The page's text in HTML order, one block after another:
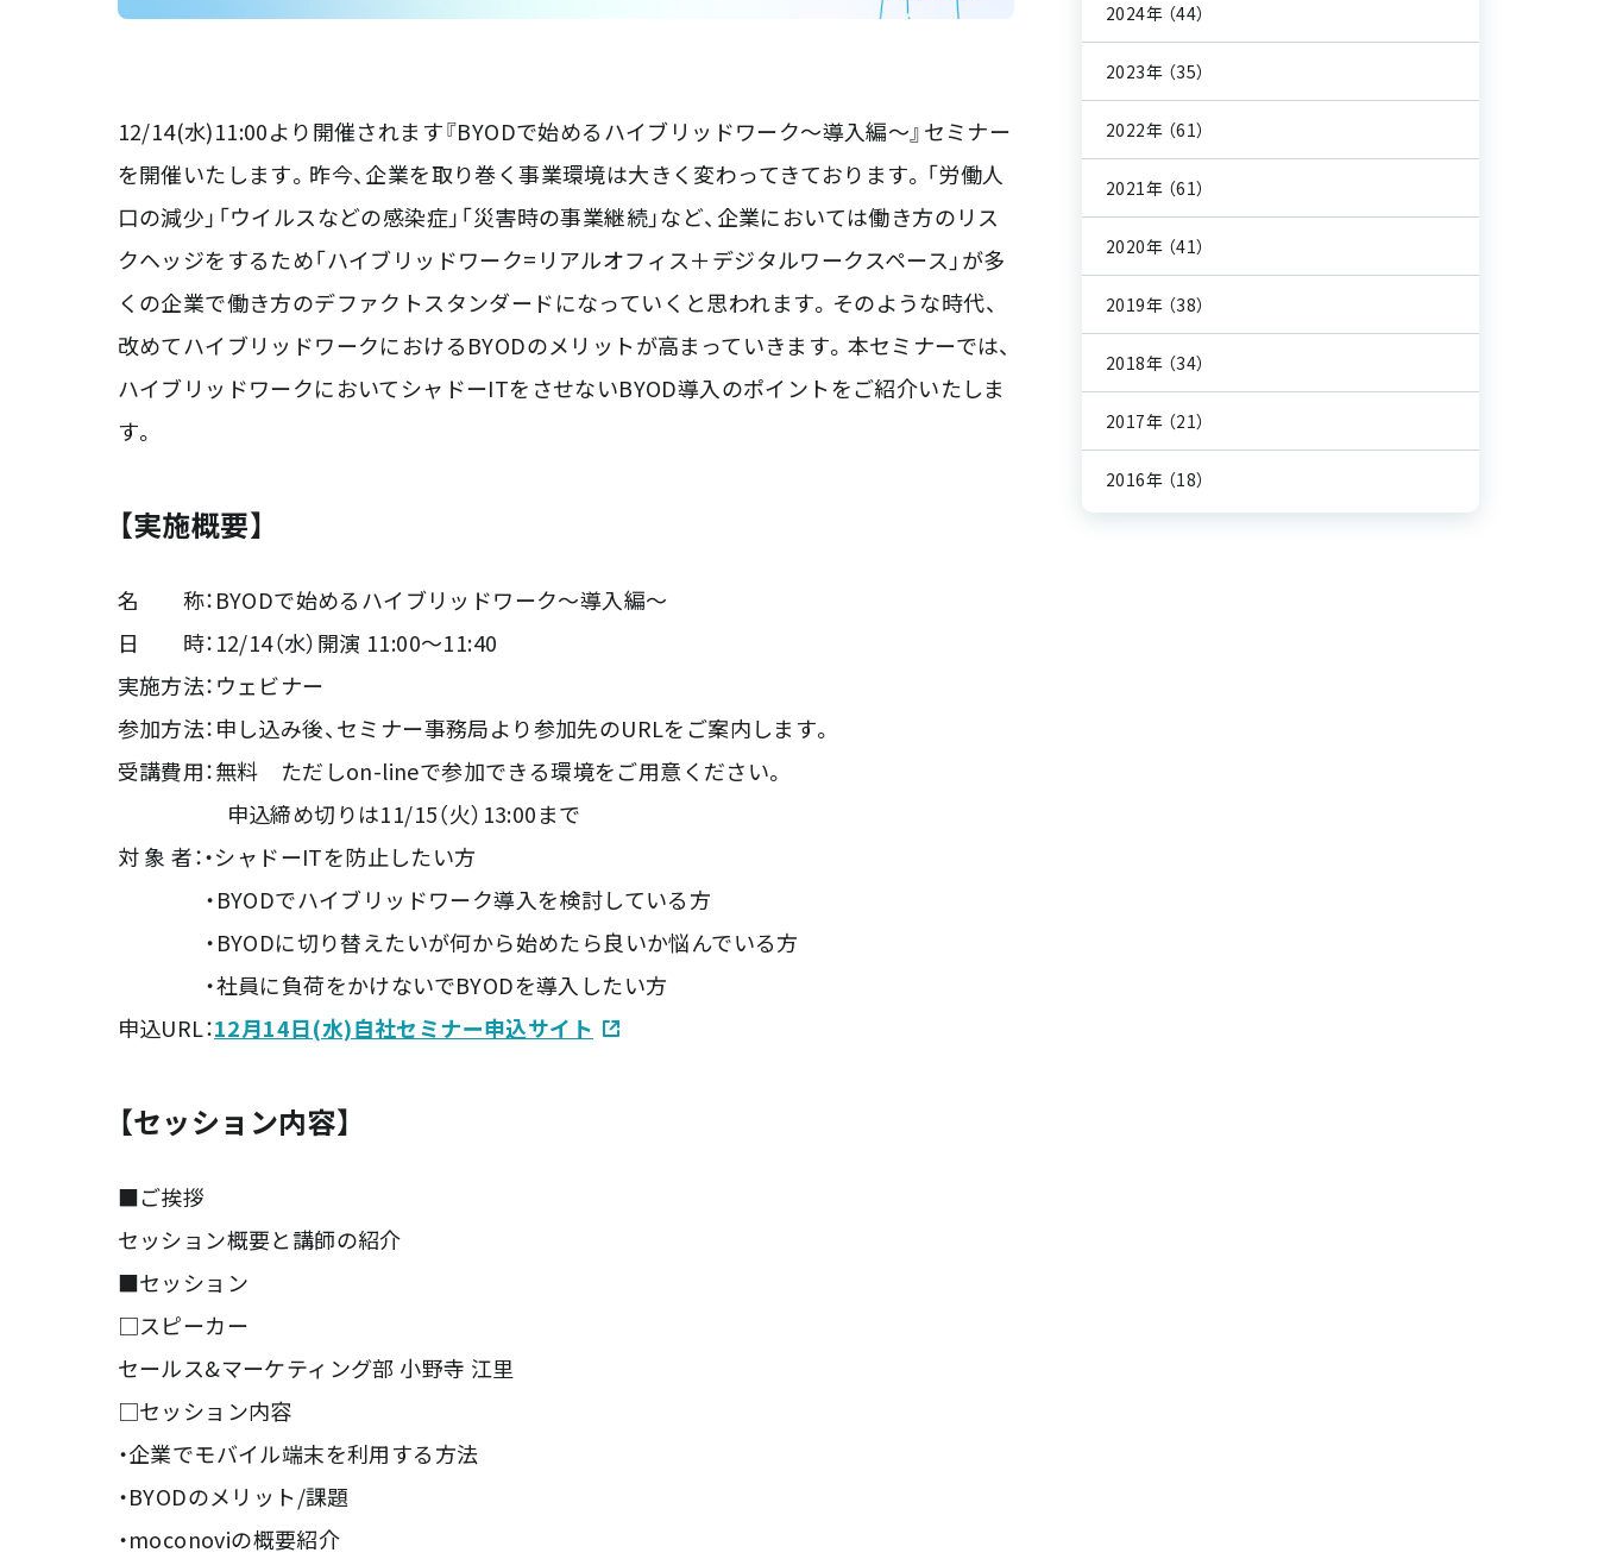
12/14(水)11:00より開催されます『BYODで始めるハイブリッドワーク～導入編～』セミナー
を開催いたします。昨今、企業を取り巻く事業環境は大きく変わってきております。「労働人
口の減少」「ウイルスなどの感染症」「災害時の事業継続」など、企業においては働き方のリス
クヘッジをするため「ハイブリッドワーク=リアルオフィス＋デジタルワークスペース」が多
くの企業で働き方のデファクトスタンダードになっていくと思われます。そのような時代、
改めてハイブリッドワークにおけるBYODのメリットが高まっていきます。本セミナーでは、
ハイブリッドワークにおいてシャドーITをさせないBYOD導入のポイントをご紹介いたしま
す。
【実施概要】
名 称：BYODで始めるハイブリッドワーク～導入編～
日 時：12/14（水）開演 11:00～11:40
実施方法：ウェビナー
参加方法：申し込み後、セミナー事務局より参加先のURLをご案内します。
受講費用：無料 ただしon-lineで参加できる環境をご用意ください。
申込締め切りは11/15（火）13:00まで
対 象 者：・シャドーITを防止したい方
・BYODでハイブリッドワーク導入を検討している方
・BYODに切り替えたいが何から始めたら良いか悩んでいる方
・社員に負荷をかけないでBYODを導入したい方
申込URL：12月14日(水)自社セミナー申込サイト
【セッション内容】
■ご挨拶
セッション概要と講師の紹介
■セッション
□スピーカー
セールス&マーケティング部 小野寺 江里
□セッション内容
・企業でモバイル端末を利用する方法
・BYODのメリット/課題
・moconoviの概要紹介
2024年 （44）
2023年 （35）
2022年 （61）
2021年 （61）
2020年 （41）
2019年 （38）
2018年 （34）
2017年 （21）
2016年 （18）